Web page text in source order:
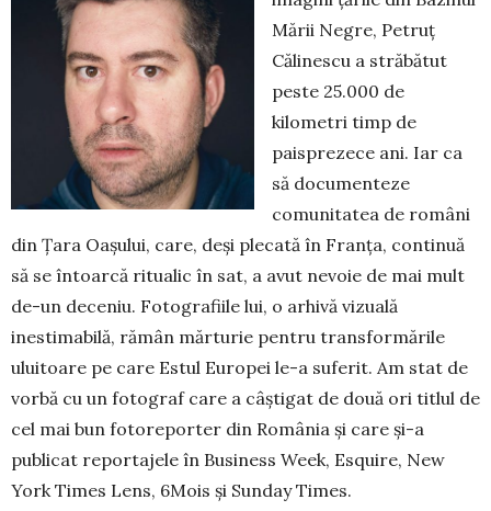
Mării Negre, Petruț
Călinescu a străbătut
peste 25.000 de
kilometri timp de
paisprezece ani. Iar ca
să documenteze
comunitatea de români
din Țara Oașului, care, deși plecată în Franța, continuă
să se întoarcă ritualic în sat, a avut nevoie de mai mult
de-un deceniu. Fotografiile lui, o arhivă vizuală
inestimabilă, rămân mărturie pentru transformările
uluitoare pe care Estul Europei le-a suferit. Am stat de
vorbă cu un fotograf care a câștigat de două ori titlul de
cel mai bun fotoreporter din România și care și-a
publicat reportajele în Business Week, Esquire, New
York Times Lens, 6Mois și Sunday Times.